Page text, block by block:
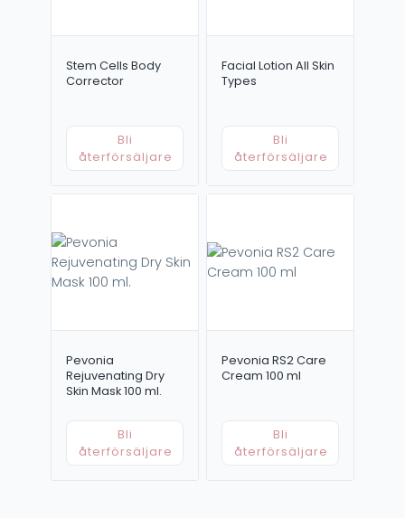
Stem Cells Body
Corrector
Bli
återförsäljare
Facial Lotion All Skin
Types
Bli
återförsäljare
Pevonia
Rejuvenating Dry
Skin Mask 100 ml.
Bli
återförsäljare
Pevonia RS2 Care
Cream 100 ml
Bli
återförsäljare